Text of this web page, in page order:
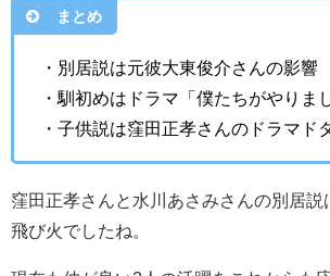
まとめ
・別居説は元彼大東俊介さんの影響
・馴初めはドラマ「僕たちがやりま
・子供説は窪田正孝さんのドラマド
窪田正孝さんと水川あさみさんの別居説
飛び火でしたね。